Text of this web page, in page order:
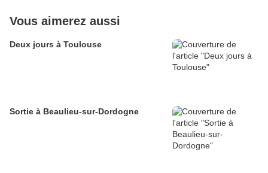
Vous aimerez aussi
Deux jours à Toulouse
Sortie à Beaulieu-sur-Dordogne